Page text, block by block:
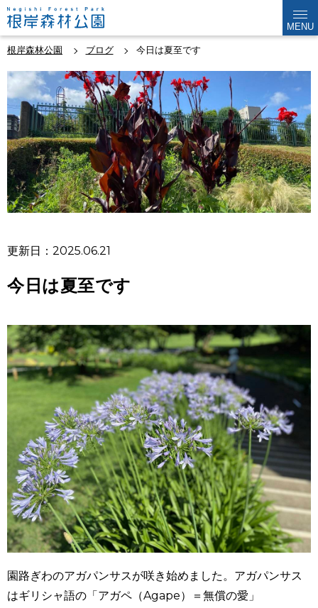
MENU
根岸森林公園 ブログ 今日は夏至です
更新日：2025.06.21
今日は夏至です
園路ぎわのアガパンサスが咲き始めました。アガパンサス
はギリシャ語の「アガペ（Agape）＝無償の愛」